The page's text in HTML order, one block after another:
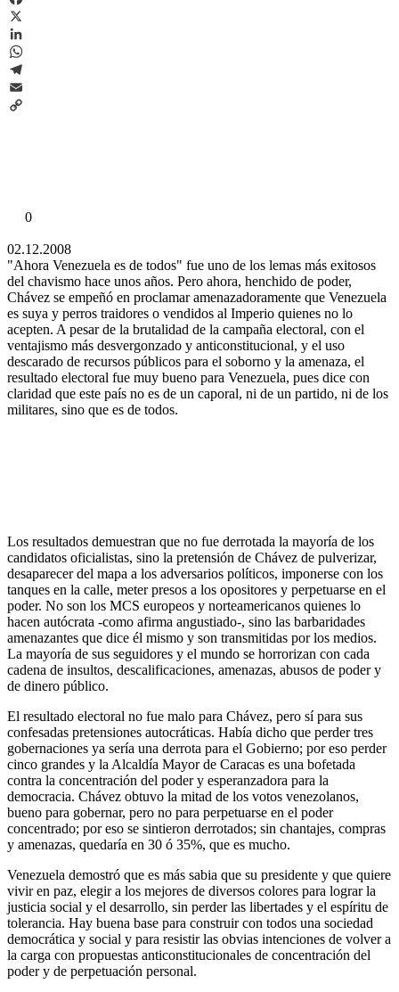
Facebook
X
LinkedIn
WhatsApp
Telegram
Email
0
02.12.2008
"Ahora Venezuela es de todos" fue uno de los lemas más exitosos
del chavismo hace unos años. Pero ahora, henchido de poder,
Chávez se empeñó en proclamar amenazadoramente que Venezuela
es suya y perros traidores o vendidos al Imperio quienes no lo
acepten. A pesar de la brutalidad de la campaña electoral, con el
ventajismo más desvergonzado y anticonstitucional, y el uso
descarado de recursos públicos para el soborno y la amenaza, el
resultado electoral fue muy bueno para Venezuela, pues dice con
claridad que este país no es de un caporal, ni de un partido, ni de los
militares, sino que es de todos.
Los resultados demuestran que no fue derrotada la mayoría de los
candidatos oficialistas, sino la pretensión de Chávez de pulverizar,
desaparecer del mapa a los adversarios políticos, imponerse con los
tanques en la calle, meter presos a los opositores y perpetuarse en el
poder. No son los MCS europeos y norteamericanos quienes lo
hacen autócrata -como afirma angustiado-, sino las barbaridades
amenazantes que dice él mismo y son transmitidas por los medios.
La mayoría de sus seguidores y el mundo se horrorizan con cada
cadena de insultos, descalificaciones, amenazas, abusos de poder y
de dinero público.
El resultado electoral no fue malo para Chávez, pero sí para sus
confesadas pretensiones autocráticas. Había dicho que perder tres
gobernaciones ya sería una derrota para el Gobierno; por eso perder
cinco grandes y la Alcaldía Mayor de Caracas es una bofetada
contra la concentración del poder y esperanzadora para la
democracia. Chávez obtuvo la mitad de los votos venezolanos,
bueno para gobernar, pero no para perpetuarse en el poder
concentrado; por eso se sintieron derrotados; sin chantajes, compras
y amenazas, quedaría en 30 ó 35%, que es mucho.
Venezuela demostró que es más sabia que su presidente y que quiere
vivir en paz, elegir a los mejores de diversos colores para lograr la
justicia social y el desarrollo, sin perder las libertades y el espíritu de
tolerancia. Hay buena base para construir con todos una sociedad
democrática y social y para resistir las obvias intenciones de volver a
la carga con propuestas anticonstitucionales de concentración del
poder y de perpetuación personal.